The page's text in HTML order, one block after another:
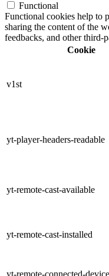
Functional
Functional cookies help to
sharing the content of the
feedbacks, and other third-
Cookie
v1st
yt-player-headers-readable
yt-remote-cast-available
yt-remote-cast-installed